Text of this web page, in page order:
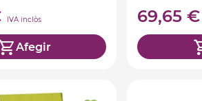
IVA inclòs
Afegir
69,65 €